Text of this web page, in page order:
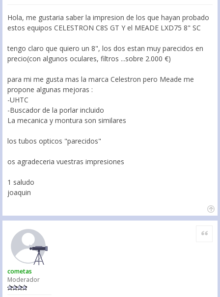
Hola, me gustaria saber la impresion de los que hayan probado
estos equipos CELESTRON C8S GT Y el MEADE LXD75 8" SC
tengo claro que quiero un 8", los dos estan muy parecidos en
precio(con algunos oculares, filtros ...sobre 2.000 €)
para mi me gusta mas la marca Celestron pero Meade me
propone algunas mejoras :
-UHTC
-Buscador de la porlar incluido
La mecanica y montura son similares
los tubos opticos "parecidos"
os agradeceria vuestras impresiones
1 saludo
joaquin
cometas
Moderador
Citar